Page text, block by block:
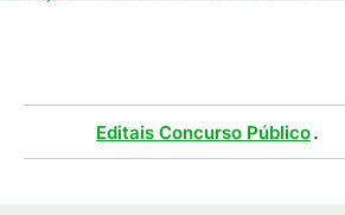
Editais Concurso Público.